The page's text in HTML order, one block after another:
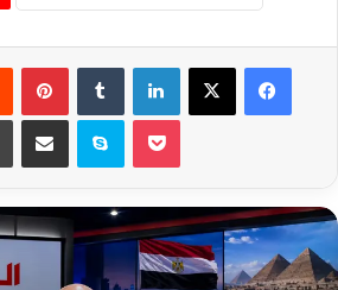
فيسبوك ‫X لينكدإن بينتيريست
سكايب مشاركة عبر البريد